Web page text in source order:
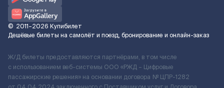
© 2011–2026 Купибилет
Дешёвые билеты на самолёт и поезд, бронирование и онлайн-заказ
Ж/Д билеты предоставляются партнёрами, в том числе
с использованием веб-системы ООО «РЖД – Цифровые
пассажирские решения» на основании договора № ЦПР-1282